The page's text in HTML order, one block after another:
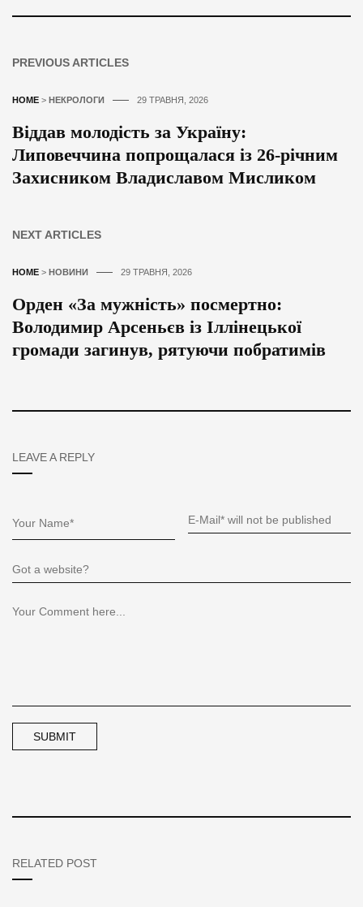
PREVIOUS ARTICLES
HOME > НЕКРОЛОГИ 29 ТРАВНЯ, 2026
Віддав молодість за Україну:
Липовеччина попрощалася із 26-річним
Захисником Владиславом Мисликом
NEXT ARTICLES
HOME > НОВИНИ 29 ТРАВНЯ, 2026
Орден «За мужність» посмертно:
Володимир Арсеньєв із Іллінецької
громади загинув, рятуючи побратимів
LEAVE A REPLY
RELATED POST